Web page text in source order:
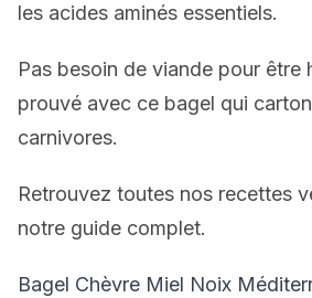
les acides aminés essentiels.
Pas besoin de viande pour être
prouvé avec ce bagel qui
carnivores.
Retrouvez toutes nos recettes
notre guide complet.
Bagel Chèvre Miel Noix